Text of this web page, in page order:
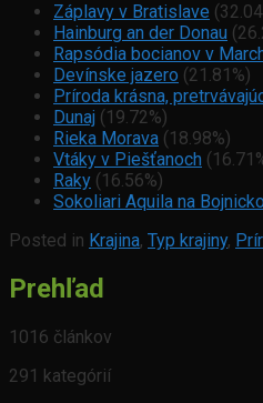
Záplavy v Bratislave
Hainburg an der Donau
Rapsódia bocianov v
Devínske jazero (21.81%)
Príroda krásna,
Dunaj (19.72%)
Rieka Morava (18.98%)
Vtáky v Piešťanoch
Raky (16.56%)
Sokoliari Aquila na
Posted in Krajina, Typ krajiny,
Prehľad
1016 článkov
291 kategórií